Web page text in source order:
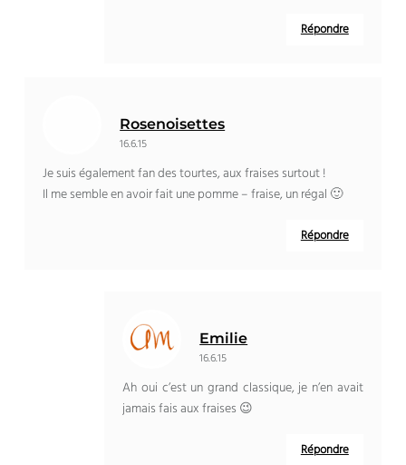
Répondre
Rosenoisettes
16.6.15
Je suis également fan des tourtes, aux fraises surtout !
Il me semble en avoir fait une pomme – fraise, un régal 🙂
Répondre
Emilie
16.6.15
Ah oui c’est un grand classique, je n’en avait
jamais fais aux fraises 😉
Répondre